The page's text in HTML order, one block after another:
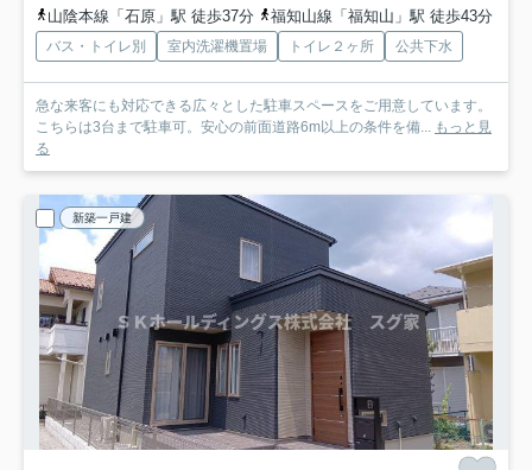
山陰本線「石原」駅 徒歩37分
福知山線「福知山」駅 徒歩43分
バス・トイレ別 室内洗濯機置場 トイレ２ヶ所 公共下水
急な来客にも対応できる広々とした駐車スペースをご用意しています。
こちらは3台まで駐車可。安心の前面道路6m以上の条件を備...
もっと見
る
新築一戸建